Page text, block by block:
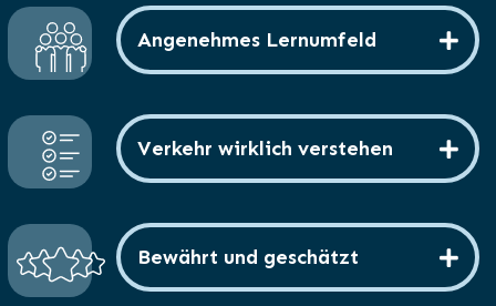
Angenehmes Lernumfeld
Verkehr wirklich verstehen
Bewährt und geschätzt